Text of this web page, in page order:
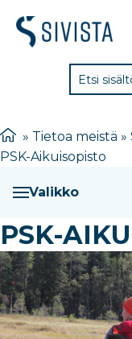
» Tietoa meistä »
PSK-Aikuisopisto
Valikko
PSK-